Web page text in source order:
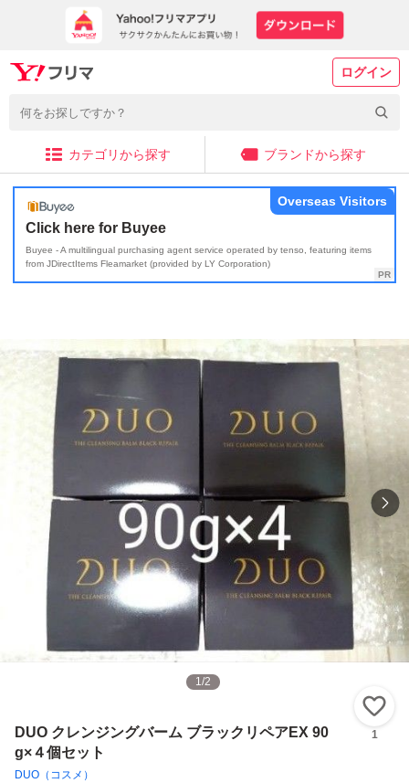
ログイン
カテゴリから探す ブランドから探す
Click here for Buyee
Buyee - A multilingual purchasing agent service operated by tenso, featuring items
from JDirectItems Fleamarket (provided by LY Corporation)
Overseas Visitors
1/2
DUO クレンジングバーム ブラックリペアEX 90
g×４個セット
DUO（コスメ）
1